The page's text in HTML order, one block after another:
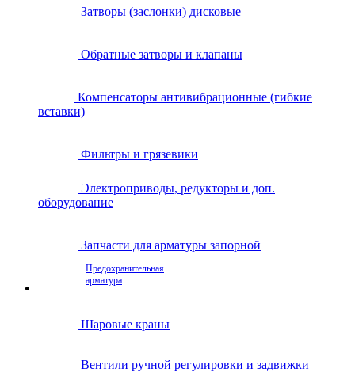
Затворы (заслонки) дисковые
Обратные затворы и клапаны
Компенсаторы антивибрационные (гибкие
вставки)
Фильтры и грязевики
Электроприводы, редукторы и доп.
оборудование
Запчасти для арматуры запорной
Предохранительная
арматура
Шаровые краны
Вентили ручной регулировки и задвижки